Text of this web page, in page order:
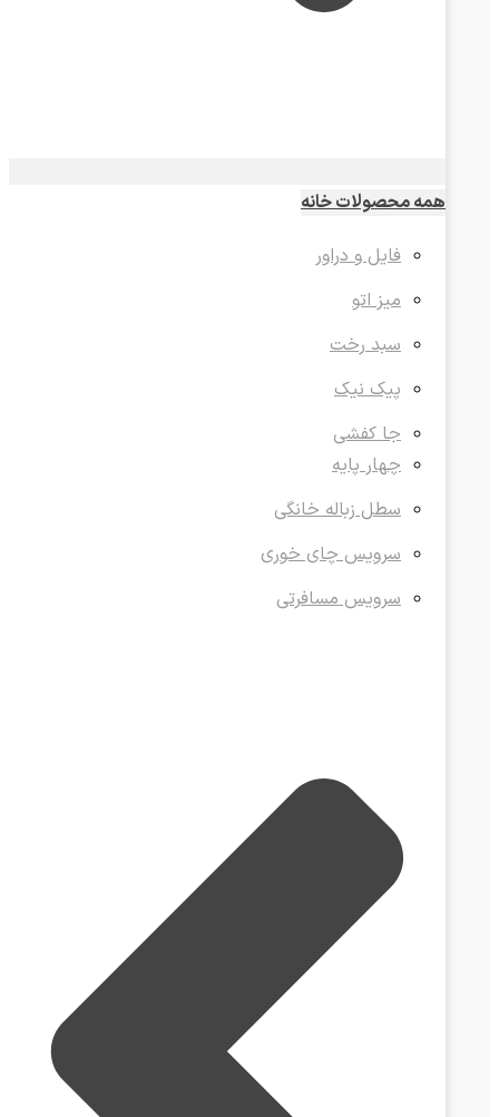
همه محصولات خانه
فایل و دراور
میز اتو
سبد رخت
پیک نیک
جا کفشی
چهار پایه
سطل زباله خانگی
سرویس چای خوری
سرویس مسافرتی